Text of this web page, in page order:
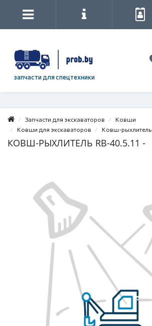
запчасти для спецтехники
Запчасти для экскаваторов
Ковши
Ковши для экскаваторов
Ковш-рыхлитель
КОВШ-РЫХЛИТЕЛЬ RB-40.5.11 -